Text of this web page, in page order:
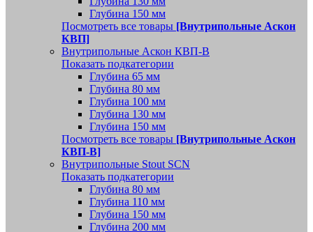
Глубина 150 мм
Посмотреть все товары [Внутрипольные Аскон
КВП]
Внутрипольные Аскон КВП-В
Показать подкатегории
Глубина 65 мм
Глубина 80 мм
Глубина 100 мм
Глубина 130 мм
Глубина 150 мм
Посмотреть все товары [Внутрипольные Аскон
КВП-В]
Внутрипольные Stout SCN
Показать подкатегории
Глубина 80 мм
Глубина 110 мм
Глубина 150 мм
Глубина 200 мм